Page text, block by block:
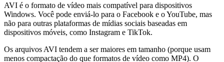
AVI é o formato de vídeo mais compatível para dispositivos
Windows. Você pode enviá-lo para o Facebook e o YouTube, mas
não para outras plataformas de mídias sociais baseadas em
dispositivos móveis, como Instagram e TikTok.
Os arquivos AVI tendem a ser maiores em tamanho (porque usam
menos compactação do que formatos de vídeo como MP4). O